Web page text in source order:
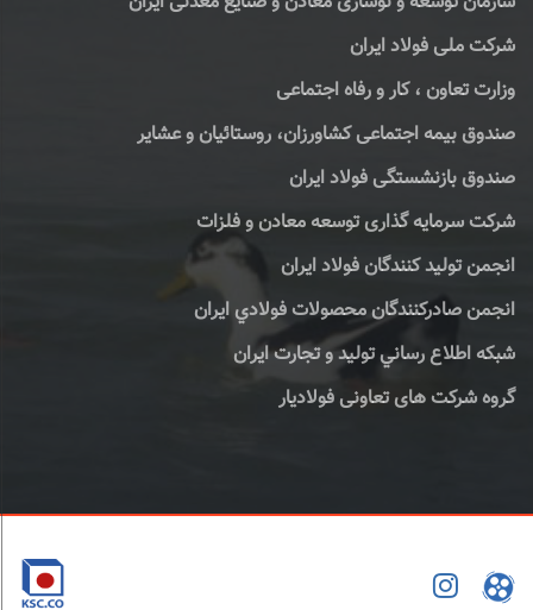
شرکت ملی فولاد ایران
وزارت تعاون ، کار و رفاه اجتماعی
صندوق بیمه اجتماعی کشاورزان، روستائیان و عشایر
صندوق بازنشستگی فولاد ایران
شرکت سرمایه گذاری توسعه معادن و فلزات
انجمن تولید کنندگان فولاد ایران
انجمن صادركنندگان محصولات فولادي ايران
شبكه اطلاع رساني توليد و تجارت ايران
گروه شرکت های تعاونی فولادیار